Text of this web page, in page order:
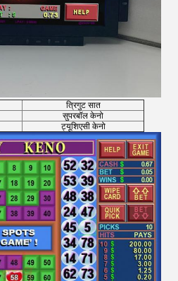
त्रिगुट सात
सुपरबॉल केनो
ट्यूशिएसी केनो